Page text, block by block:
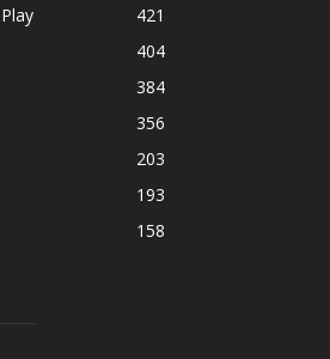
421
404
384
356
203
193
158